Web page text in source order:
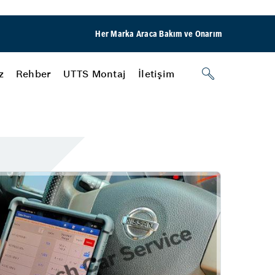
Her Marka Araca Bakım ve Onarım
New Servis
Klima
Rehber UTTS Montaj İletişim